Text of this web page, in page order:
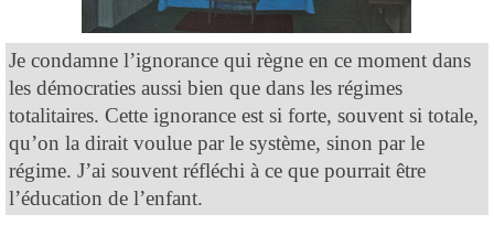
Je condamne l’ignorance qui règne en ce moment dans
les démocraties aussi bien que dans les régimes
totalitaires. Cette ignorance est si forte, souvent si totale,
qu’on la dirait voulue par le système, sinon par le
régime. J’ai souvent réfléchi à ce que pourrait être
l’éducation de l’enfant.